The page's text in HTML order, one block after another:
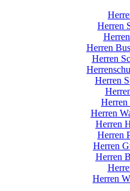
Herren
Herren
Herren
Herren
Herren
Herren
Herren
Herren
Herren
Herren
Herren